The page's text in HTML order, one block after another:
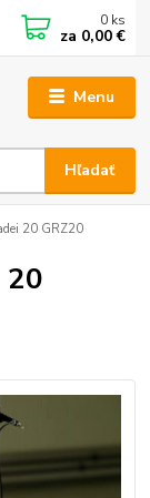
Menu
Hľadať
0 ks
za 0,00 €
20 GRZ20
20